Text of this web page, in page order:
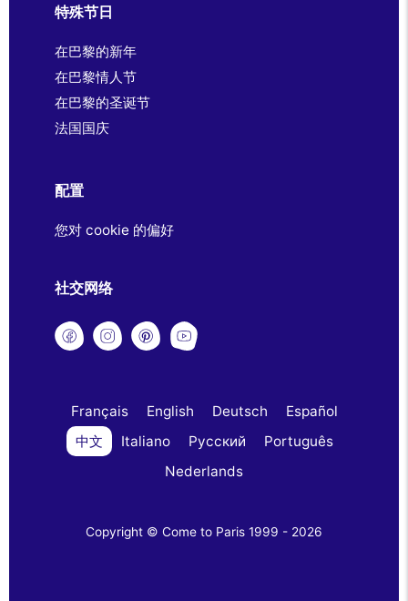
特殊节日
在巴黎的新年
在巴黎情人节
在巴黎的圣诞节
法国国庆
配置
您对 cookie 的偏好
社交网络
Français English Deutsch
Español
中文
Italiano Русский
Português
Nederlands
Copyright © Come to Paris 1999 - 2026